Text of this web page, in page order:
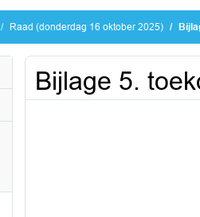
Raad (donderdag 16 oktober 2025)
Bijlage 5.